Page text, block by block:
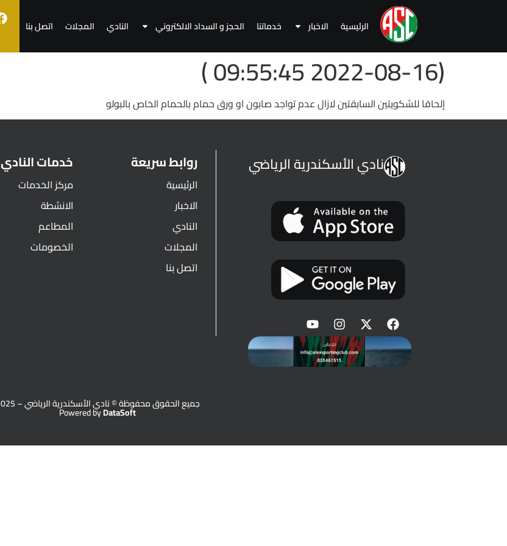
الرئيسية الاخبار خدماتنا الحجز و السداد الالكتروني النادي المجلات اتصل بنا
(2022-08-16 09:55:45 )
إلحاقا للشكويتين السابقتين لازال عدم تواجد صابون او ورق حمام بالحمام الخاص بالبولو
نادي الأسكندرية الرياضي روابط سريعة
الرئيسية
الاخبار
النادي
المجلات
اتصل بنا
خدمات النادي
مركز الخدمات
الانشطة
المطاعم
الخصومات
جميع الحقوق محفوظة © نادي الأسكندرية الرياضي – 2025
Powered byDataSoft